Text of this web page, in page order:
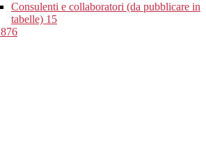
Consulenti e collaboratori (da pubblicare in
tabelle) 15
876